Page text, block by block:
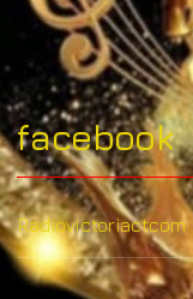
facebook
Radiovictoriactcom